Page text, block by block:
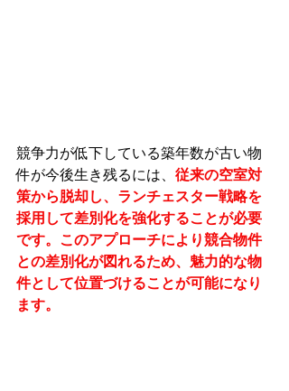
競争力が低下している築年数が古い物
件が今後生き残るには、 従来の空室対
策から脱却し、ランチェスター戦略を
採用して差別化を強化することが必要
です。このアプローチにより競合物件
との差別化が図れるため、魅力的な物
件として位置づけることが可能になり
ます。